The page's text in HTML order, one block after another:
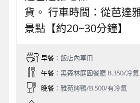
貨。 行車時間：從芭達
景點【約20~30分鐘】
早餐：飯店內享用
午餐：黑森林庭園餐廳 B.350/冷氣
晚餐：雅苑烤鴨/B.500/有冷氣